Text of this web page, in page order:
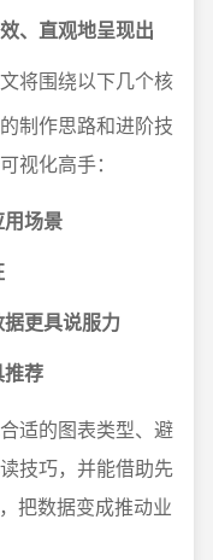
、直观地呈现出
将围绕以下几个核
制作思路和进阶技
视化高手：
场景
更具说服力
荐
适的图表类型、避
技巧，并能借助先
把数据变成推动业